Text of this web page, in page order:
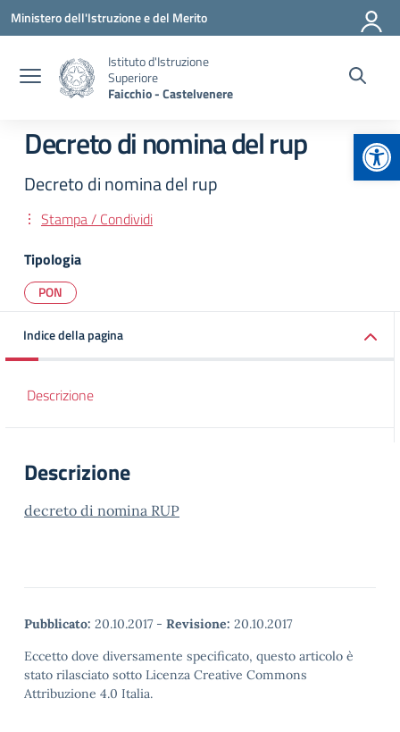
Vai ai contenuti
Vai al menu di navigazione
Vai al footer
Ministero dell'Istruzione e del Merito
Istituto d'Istruzione
Superiore
Faicchio - Castelvenere
Decreto di nomina del rup
Decreto di nomina del rup
Stampa / Condividi
Tipologia
PON
Indice della pagina
Descrizione
Descrizione
decreto di nomina RUP
Pubblicato: 20.10.2017 - Revisione: 20.10.2017
Eccetto dove diversamente specificato, questo articolo è
stato rilasciato sotto Licenza Creative Commons
Attribuzione 4.0 Italia.